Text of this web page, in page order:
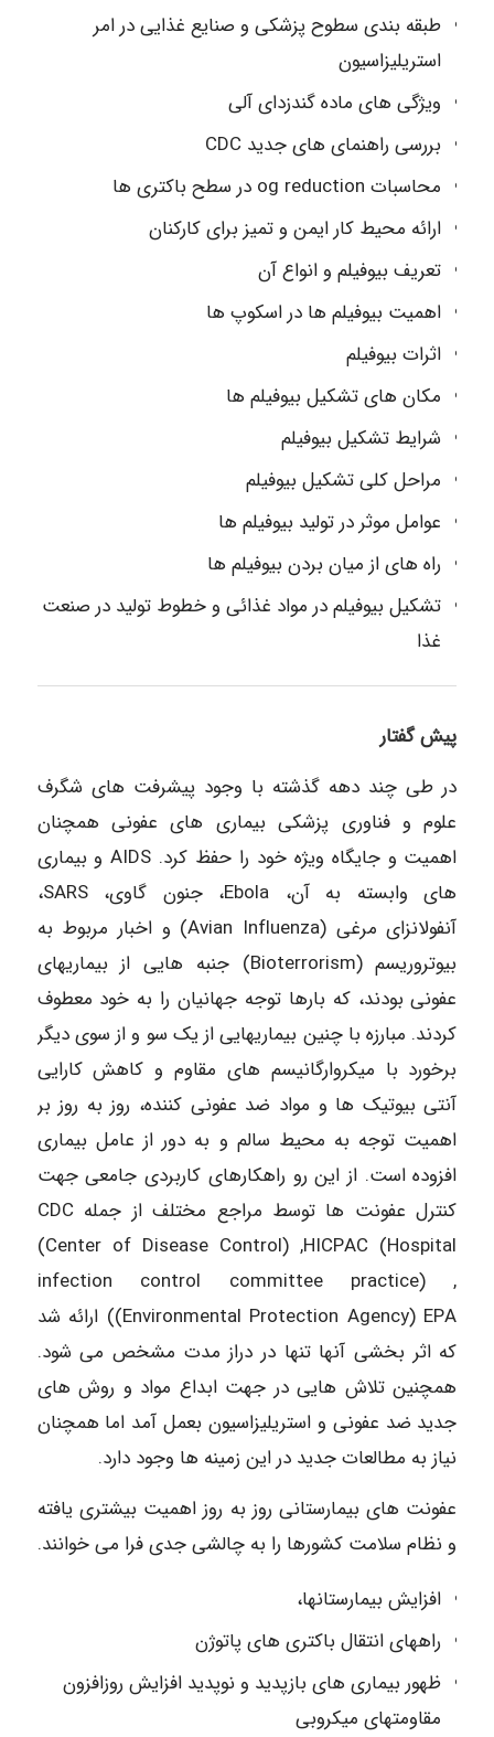
طبقه بندی سطوح پزشکی و صنایع غذایی در امر
استریلیزاسیون
ویژگی های ماده گندزدای آلی
بررسی راهنمای های جدید CDC
محاسبات og reduction در سطح باکتری ها
ارائه محیط کار ایمن و تمیز برای کارکنان
تعریف بیوفیلم و انواع آن
اهمیت بیوفیلم ها در اسکوپ ها
اثرات بیوفیلم
مکان های تشکیل بیوفیلم ها
شرایط تشکیل بیوفیلم
مراحل کلی تشکیل بیوفیلم
عوامل موثر در تولید بیوفیلم ها
راه های از میان بردن بیوفیلم ها
تشکیل بیوفیلم در مواد غذائی و خطوط تولید در صنعت
غذا
پیش گفتار
در طی چند دهه گذشته با وجود پیشرفت های شگرف
علوم و فناوری پزشکی بیماری های عفونی همچنان
اهمیت و جایگاه ویژه خود را حفظ کرد. AIDS و بیماری
های وابسته به آن، Ebola، جنون گاوی، SARS،
آنفولانزای مرغی (Avian Influenza) و اخبار مربوط به
بیوتروریسم (Bioterrorism) جنبه هایی از بیماریهای
عفونی بودند، که بارها توجه جهانیان را به خود معطوف
کردند. مبارزه با چنین بیماریهایی از یک سو و از سوی دیگر
برخورد با میکروارگانیسم های مقاوم و کاهش کارایی
آنتی بیوتیک ها و مواد ضد عفونی کننده، روز به روز بر
اهمیت توجه به محیط سالم و به دور از عامل بیماری
افزوده است. از این رو راهکارهای کاربردی جامعی جهت
کنترل عفونت ها توسط مراجع مختلف از جمله CDC
(Center of Disease Control) ,HICPAC (Hospital
infection control committee practice) ,
(Environmental Protection Agency) EPA) ارائه شد
که اثر بخشی آنها تنها در دراز مدت مشخص می شود.
همچنین تلاش هایی در جهت ابداع مواد و روش های
جدید ضد عفونی و استریلیزاسیون بعمل آمد اما همچنان
نیاز به مطالعات جدید در این زمینه ها وجود دارد.
عفونت های بیمارستانی روز به روز اهمیت بیشتری یافته
و نظام سلامت کشورها را به چالشی جدی فرا می خوانند.
افزایش بیمارستانها،
راههای انتقال باکتری های پاتوژن
ظهور بیماری های بازپدید و نوپدید افزایش روزافزون
مقاومتهای میکروبی